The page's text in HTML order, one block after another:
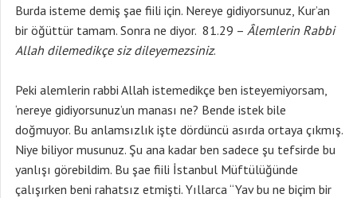
Burda isteme demiş şae fiili için. Nereye gidiyorsunuz, Kur’an
bir öğüttür tamam. Sonra ne diyor. 81.29 – Âlemlerin Rabbi
Allah dilemedikçe siz dileyemezsiniz.
Peki alemlerin rabbi Allah istemedikçe ben isteyemiyorsam,
‘nereye gidiyorsunuz’un manası ne? Bende istek bile
doğmuyor. Bu anlamsızlık işte dördüncü asırda ortaya çıkmış.
Niye biliyor musunuz. Şu ana kadar ben sadece şu tefsirde bu
yanlışı görebildim. Bu şae fiili İstanbul Müftülüğünde
çalışırken beni rahatsız etmişti. Yıllarca “Yav bu ne biçim bir